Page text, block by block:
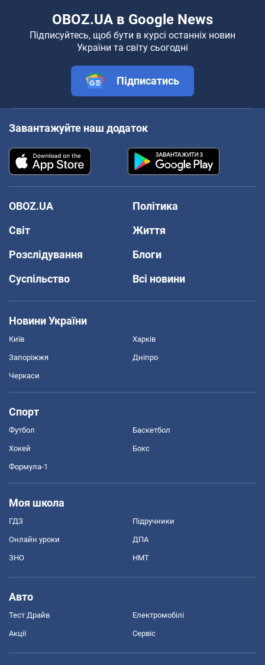
OBOZ.UA в Google News
Підписуйтесь, щоб бути в курсі останніх новин
України та світу сьогодні
Підписатись
Завантажуйте наш додаток
OBOZ.UA
Політика
Світ
Життя
Розслідування
Блоги
Суспільство
Всі новини
Новини України
Київ Харків
Запоріжжя Дніпро
Черкаси
Спорт
Футбол Баскетбол
Хокей Бокс
Формула-1
Моя школа
ГДЗ Підручники
Онлайн уроки ДПА
ЗНО НМТ
Авто
Тест Драйв Електромобілі
Акції Сервіс